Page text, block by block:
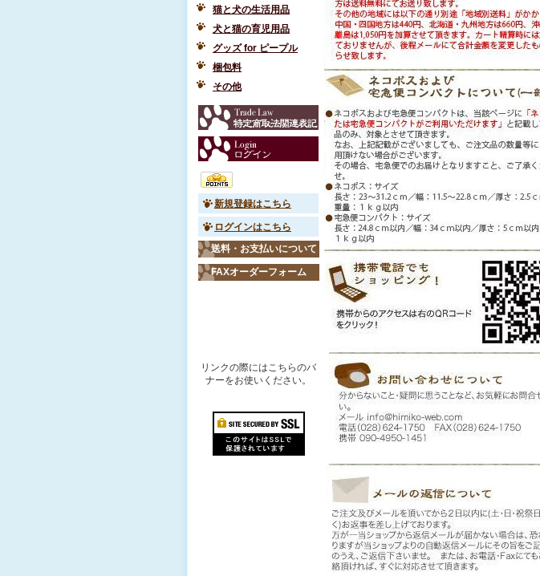
猫と犬の生活用品
犬と猫の育児用品
グッズ for ピープル
梱包料
その他
新規登録はこちら
ログインはこちら
送料・お支払いについて
FAXオーダーフォーム
リンクの際にはこちらのバ
ナーをお使いください。